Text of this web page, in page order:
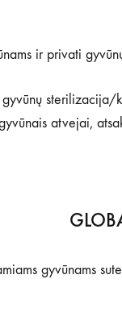
ir privati
atvejai,
gyvūnams